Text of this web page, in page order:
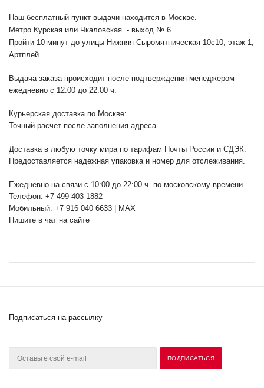
Наш бесплатный пункт выдачи находится в Москве.
Метро Курская или Чкаловская - выход № 6.
Пройти 10 минут до улицы Нижняя Сыромятническая 10с10, этаж 1,
Артплей.
Выдача заказа происходит после подтверждения менеджером
ежедневно с 12:00 до 22:00 ч.
Курьерская доставка по Москве:
Точный расчет после заполнения адреса.
Доставка в любую точку мира по тарифам Почты России и СДЭК.
Предоставляется надежная упаковка и номер для отслеживания.
Ежедневно на связи с 10:00 до 22:00 ч. по московскому времени.
Телефон: +7 499 403 1882
Мобильный: +7 916 040 6633 | MAX
Пишите в чат на сайте
Подписаться на рассылку